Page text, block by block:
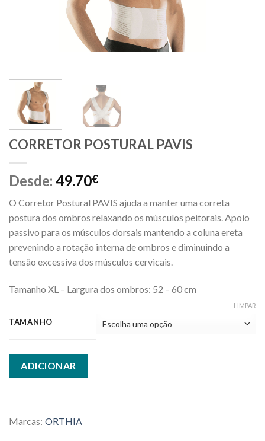
CORRETOR POSTURAL PAVIS
Desde: 49.70€
O Corretor Postural PAVIS ajuda a manter uma correta
postura dos ombros relaxando os músculos peitorais. Apoio
passivo para os músculos dorsais mantendo a coluna ereta
prevenindo a rotação interna de ombros e diminuindo a
tensão excessiva dos músculos cervicais.
Tamanho XL – Largura dos ombros: 52 – 60 cm
TAMANHO
LIMPAR
ADICIONAR
Marcas: ORTHIA